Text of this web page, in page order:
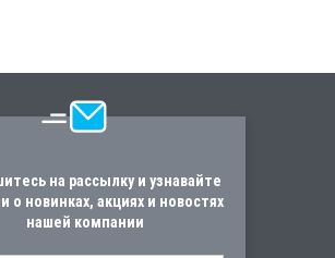
на рассылку и узнавайте
о новинках, акциях и новостях
нашей компании